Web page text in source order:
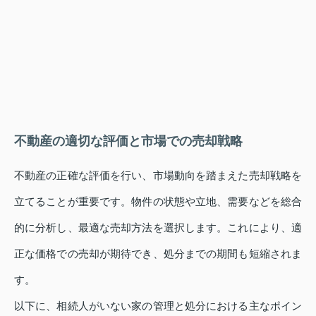
不動産の適切な評価と市場での売却戦略
不動産の正確な評価を行い、市場動向を踏まえた売却戦略を
立てることが重要です。物件の状態や立地、需要などを総合
的に分析し、最適な売却方法を選択します。これにより、適
正な価格での売却が期待でき、処分までの期間も短縮されま
す。
以下に、相続人がいない家の管理と処分における主なポイン